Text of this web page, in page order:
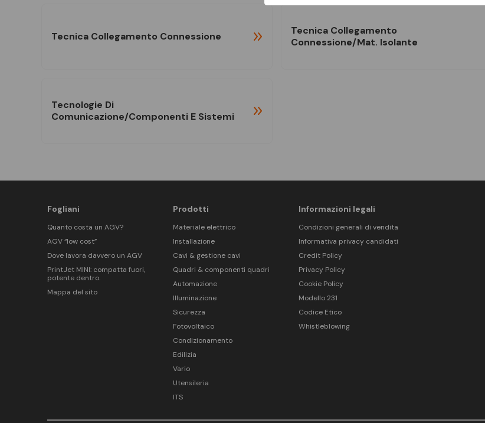
Tecnica Collegamento Connessione
Tecnica Collegamento
Connessione/mat. Isolante
Tecnologie Di
Comunicazione/componenti E Sistemi
Fogliani
Quanto costa un AGV?
AGV “low cost”
Dove lavora davvero un AGV
PrintJet MINI: compatta fuori,
potente dentro.
Mappa del sito
Prodotti
Materiale elettrico
Installazione
Cavi & gestione cavi
Quadri & componenti quadri
Automazione
Illuminazione
Sicurezza
Fotovoltaico
Condizionamento
Edilizia
Vario
Utensileria
ITS
Informazioni legali
Condizioni generali di vendita
Informativa privacy candidati
Credit Policy
Privacy Policy
Cookie Policy
Modello 231
Codice Etico
Whistleblowing